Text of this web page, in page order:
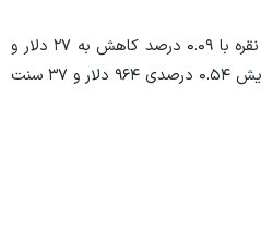
در میان سایر فلزات گرانبها قیمت نقره با ۰.۰۹ درصد کاهش به ۲۷ دلار و
۵۹ سنت رسید و پلاتین با یک افزایش ۰.۵۴ درصدی ۹۶۴ دلار و ۳۷ سنت